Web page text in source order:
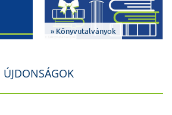
» Könyvutalványok
ÚJDONSÁGOK